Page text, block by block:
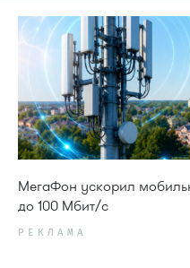
МегаФон ускорил
до 100 Мбит/с
РЕКЛАМА